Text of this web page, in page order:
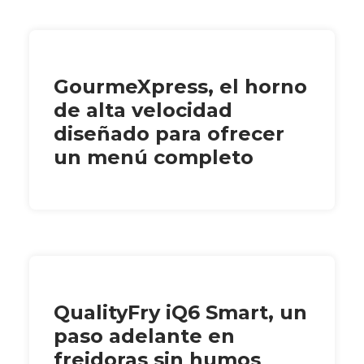
GourmeXpress, el horno
de alta velocidad
diseñado para ofrecer
un menú completo
QualityFry iQ6 Smart, un
paso adelante en